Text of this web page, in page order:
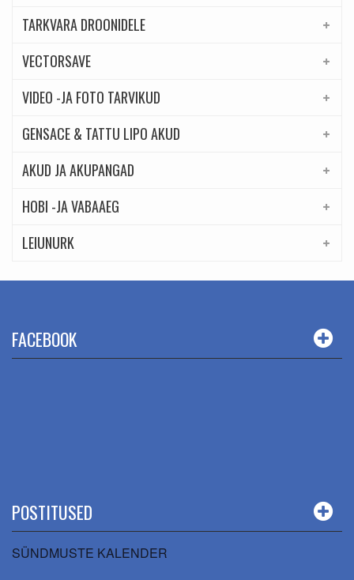
TARKVARA DROONIDELE
VECTORSAVE
VIDEO -JA FOTO TARVIKUD
GENSACE & TATTU LIPO AKUD
AKUD JA AKUPANGAD
HOBI -JA VABAAEG
LEIUNURK
FACEBOOK
POSTITUSED
SÜNDMUSTE KALENDER